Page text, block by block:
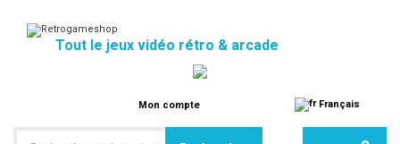
Tout le jeux vidéo rétro & arcade
Mon compte Français